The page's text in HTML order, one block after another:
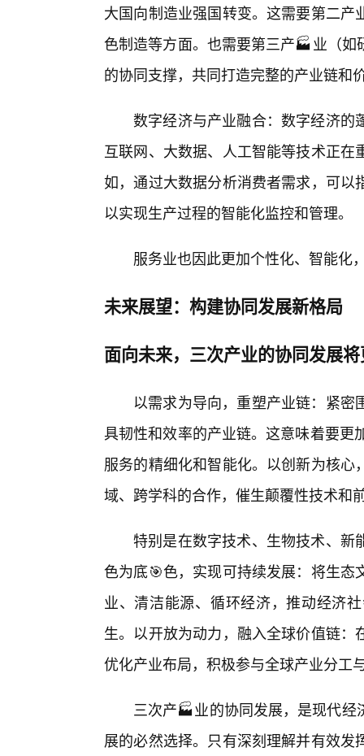
大国向制造业强国转变。这需要第二
色制造等方面。也需要第三产🏭业（
的协同支撑，共同打造完整的产业链和
数字经济与产业融合：数字经济的
互联网、大数据、人工智能等技术正
如，通过大数据分析消费者需求，可
以实现生产过程的智能化监控和管理。
服务业也因此更加个性化、智能化
未来展望：构建协同发展新格局
面向未来，三次产业的协同发展
以需求为导向，重塑产业链：紧
具韧性和效率的产业链。这意味着要
服务的精细化和智能化。以创新为核
域、跨学科的合作，催生颠覆性技术和
特别是在数字技术、生物技术、新
色为底🎯色，实现可持续发展：将生
业、清洁能源、循环经济，推动经济
生。以开放为动力，融入全球价值链
优化产业布局，积极参与全球产业分工
三次产🏭业的协同发展，是现代
展的必然选择。只有深刻理解并有效